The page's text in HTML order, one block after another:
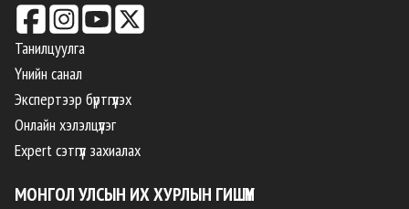
Танилцуулга
Үнийн санал
Экспертээр бүртгүүлэх
Онлайн хэлэлцүүлэг
Expert сэтгүүл захиалах
МОНГОЛ УЛСЫН ИХ ХУРЛЫН ГИШҮҮН